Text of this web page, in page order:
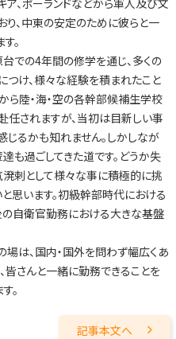
り、中東の安定のために彼らと一
。
での4年間の修学を通じ、多くの
つけ、様々な経験を積まれたこと
ら陸・海・空の各幹部候補生学校
任されますが、当初は目新しい事
じるかも知れません。しかしなが
も過ごしてきた道です。どうか失
溌剌として様々な事に積極的に挑
思います。初級幹部時代における
の自衛官勤務における大きな基盤
は、国内・国外を問わず幅広くあ
皆さんと一緒に勤務できることを
。
記事本文へ